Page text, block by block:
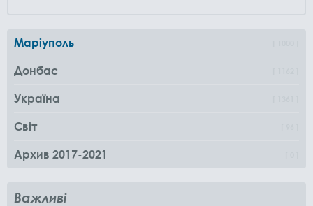
Маріуполь
Донбас
Україна
Світ
Архив 2017-2021
Важливі